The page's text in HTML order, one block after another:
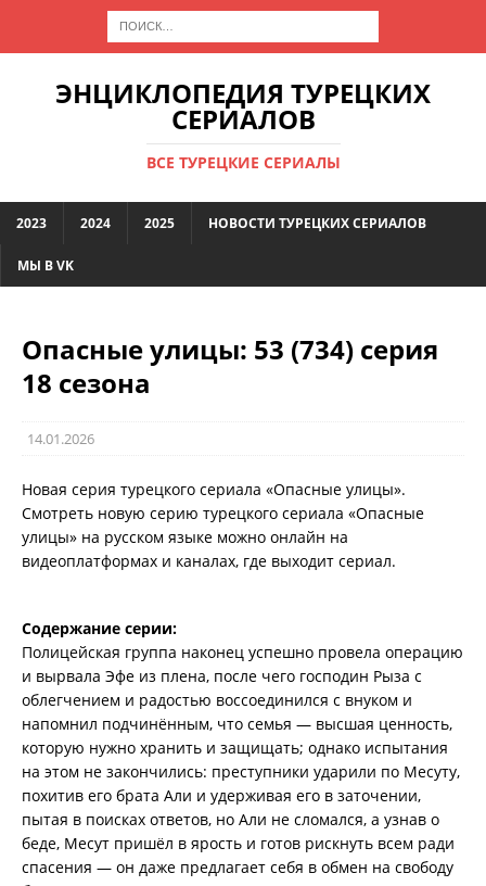
ЭНЦИКЛОПЕДИЯ ТУРЕЦКИХ
СЕРИАЛОВ
ВСЕ ТУРЕЦКИЕ СЕРИАЛЫ
2023 2024 2025 НОВОСТИ ТУРЕЦКИХ СЕРИАЛОВ
МЫ В VK
Опасные улицы: 53 (734) серия
18 сезона
14.01.2026
Новая серия турецкого сериала «Опасные улицы».
Смотреть новую серию турецкого сериала «Опасные
улицы» на русском языке можно онлайн на
видеоплатформах и каналах, где выходит сериал.
Содержание серии:
Полицейская группа наконец успешно провела операцию
и вырвала Эфе из плена, после чего господин Рыза с
облегчением и радостью воссоединился с внуком и
напомнил подчинённым, что семья — высшая ценность,
которую нужно хранить и защищать; однако испытания
на этом не закончились: преступники ударили по Месуту,
похитив его брата Али и удерживая его в заточении,
пытая в поисках ответов, но Али не сломался, а узнав о
беде, Месут пришёл в ярость и готов рискнуть всем ради
спасения — он даже предлагает себя в обмен на свободу